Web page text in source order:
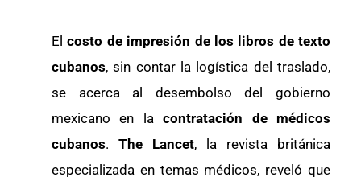
Elcosto de impresión de los libros de texto
cubanos, sin contar la logística del traslado,
se acerca al desembolso del gobierno
mexicano en lacontratación de médicos
cubanos. The Lancet, la revista británica
especializada en temas médicos, reveló que